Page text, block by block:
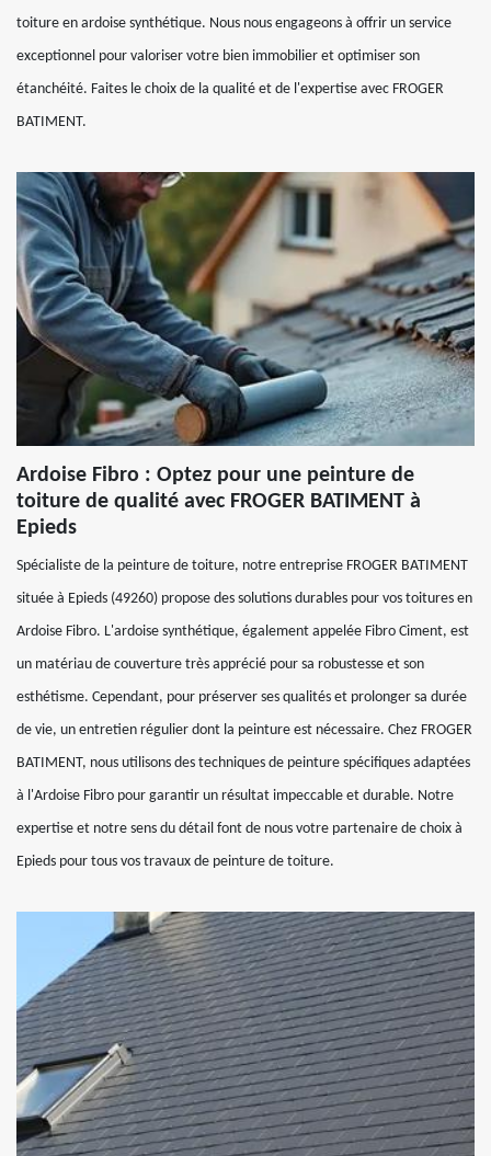
toiture en ardoise synthétique. Nous nous engageons à offrir un service
exceptionnel pour valoriser votre bien immobilier et optimiser son
étanchéité. Faites le choix de la qualité et de l'expertise avec FROGER
BATIMENT.
Ardoise Fibro : Optez pour une peinture de
toiture de qualité avec FROGER BATIMENT à
Epieds
Spécialiste de la peinture de toiture, notre entreprise FROGER BATIMENT
située à Epieds (49260) propose des solutions durables pour vos toitures en
Ardoise Fibro. L'ardoise synthétique, également appelée Fibro Ciment, est
un matériau de couverture très apprécié pour sa robustesse et son
esthétisme. Cependant, pour préserver ses qualités et prolonger sa durée
de vie, un entretien régulier dont la peinture est nécessaire. Chez FROGER
BATIMENT, nous utilisons des techniques de peinture spécifiques adaptées
à l'Ardoise Fibro pour garantir un résultat impeccable et durable. Notre
expertise et notre sens du détail font de nous votre partenaire de choix à
Epieds pour tous vos travaux de peinture de toiture.